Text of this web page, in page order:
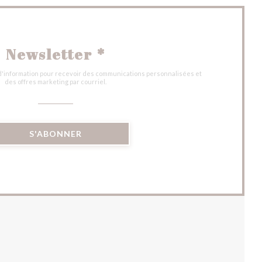
Newsletter *
pour recevoir des communications personnalisées et
des offres marketing par courriel.
S'ABONNER
FENÊTRE))